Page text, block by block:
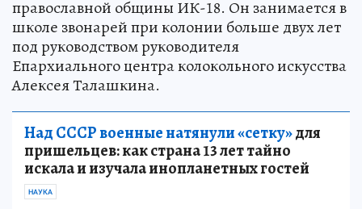
православной общины ИК-18. Он занимается в
школе звонарей при колонии больше двух лет
под руководством руководителя
Епархиального центра колокольного искусства
Алексея Талашкина.
Над СССР военные натянули «сетку»для
пришельцев: как страна 13 лет тайно
искала и изучала инопланетных гостей
НАУКА